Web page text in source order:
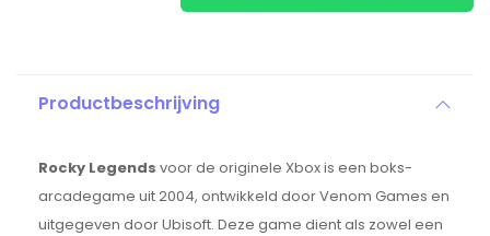
Productbeschrijving
Rocky Legends voor de originele Xbox is een boks-
arcadegame uit 2004, ontwikkeld door Venom Games en
uitgegeven door Ubisoft. Deze game dient als zowel een